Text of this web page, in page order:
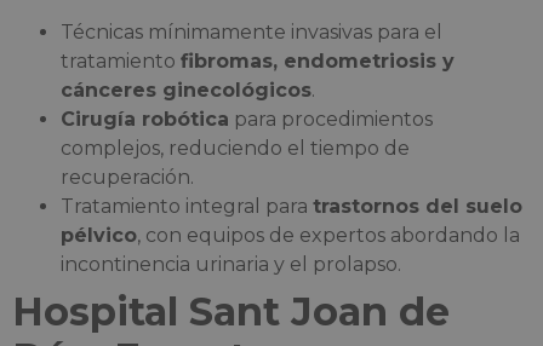
Técnicas mínimamente invasivas para el
tratamiento fibromas, endometriosis y
cánceres ginecológicos.
Cirugía robótica para procedimientos
complejos, reduciendo el tiempo de
recuperación.
Tratamiento integral para trastornos del suelo
pélvico, con equipos de expertos abordando la
incontinencia urinaria y el prolapso.
Hospital Sant Joan de